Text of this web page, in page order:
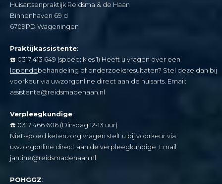
Huisartsenpraktijk Reidsma & de Haan
Binnenhaven 69 d
6709PD Wageningen
Praktijkassistente:
☎️ 0317 413 649 (spoed: kies 1) Heeft u vragen over een
lopendebehandeling of onderzoeksresultaten? Stel deze dan bij
voorkeur via uwzorgonline direct aan de huisarts. Email:
assistente@reidsmadehaan.nl
Verpleegkundige:
☎️ 0317 466 606 (Dinsdag 12-13 uur)
Niet-spoed ketenzorg vragen stelt u bij voorkeur via
uwzorgonline direct aan de verpleegkundige. Email:
jantine@reidsmadehaan.nl
POHGGZ: